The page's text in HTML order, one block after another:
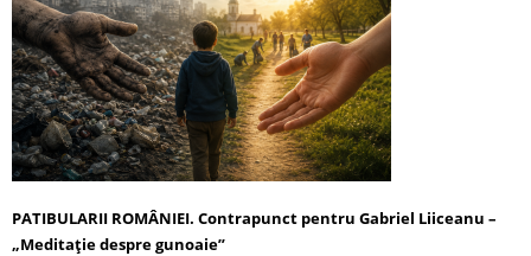
PATIBULARII ROMÂNIEI. Contrapunct pentru Gabriel Liiceanu –
„Meditație despre gunoaie”